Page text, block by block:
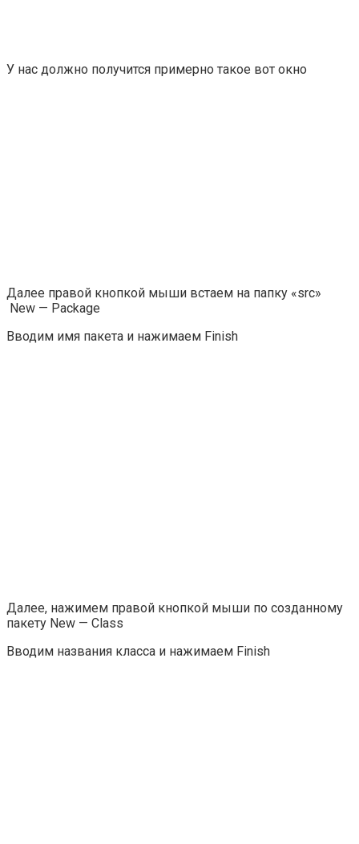
У нас должно получится примерно такое вот окно
Далее правой кнопкой мыши встаем на папку «src»
New — Package
Вводим имя пакета и нажимаем Finish
Далее, нажимем правой кнопкой мыши по созданному
пакету New — Class
Вводим названия класса и нажимаем Finish